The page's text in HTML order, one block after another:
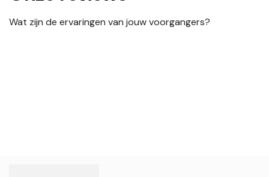
Wat zijn de ervaringen van jouw voorgangers?